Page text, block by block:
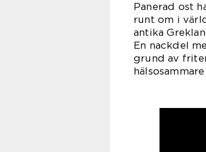
Panerad ost
runt om i
antika
En nackdel
grund av